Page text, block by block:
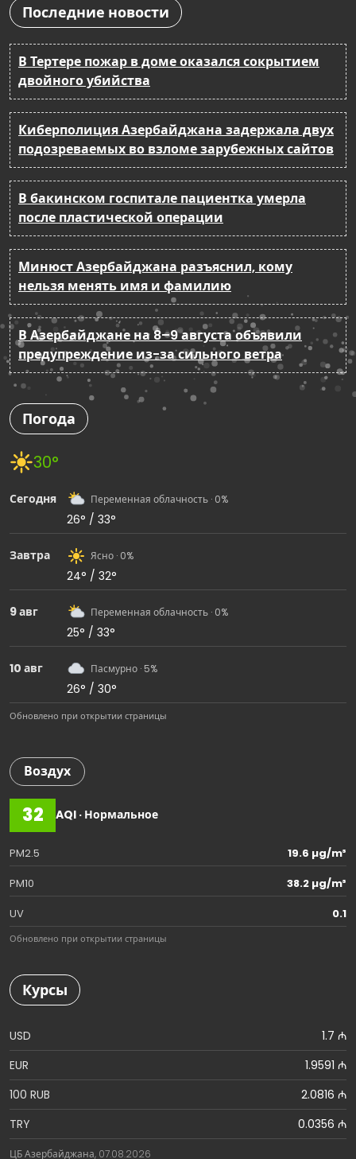
Последние новости
В Тертере пожар в доме оказался сокрытием
двойного убийства
Киберполиция Азербайджана задержала двух
подозреваемых во взломе зарубежных сайтов
В бакинском госпитале пациентка умерла
после пластической операции
Минюст Азербайджана разъяснил, кому
нельзя менять имя и фамилию
В Азербайджане на 8–9 августа объявили
предупреждение из-за сильного ветра
Погода
30°
Сегодня Переменная облачность · 0%
26° / 33°
Завтра Ясно · 0%
24° / 32°
9 авг Переменная облачность · 0%
25° / 33°
10 авг Пасмурно · 5%
26° / 30°
Обновлено при открытии страницы
Воздух
32 AQI · Нормальное
PM2.5
19.6 µg/m³
PM10
38.2 µg/m³
UV
0.1
Обновлено при открытии страницы
Курсы
USD
1.7 ₼
EUR
1.9591 ₼
100 RUB
2.0816 ₼
TRY
0.0356 ₼
ЦБ Азербайджана, 07.08.2026